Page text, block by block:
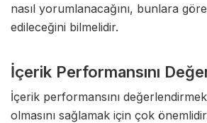
nasıl yorumlanacağını, bunlara
edileceğini bilmelidir.
İçerik Performansını
İçerik performansını
olmasını sağlamak için çok